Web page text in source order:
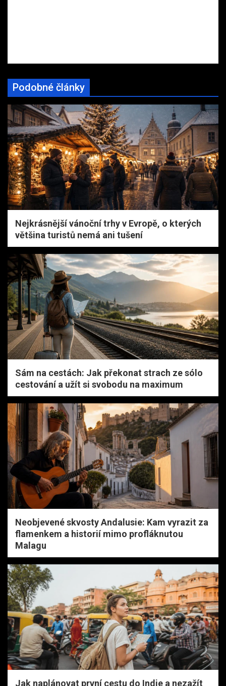
Podobné články
Nejkrásnější vánoční trhy v Evropě, o kterých
většina turistů nemá ani tušení
Sám na cestách: Jak překonat strach ze sólo
cestování a užít si svobodu na maximum
Neobjevené skvosty Andalusie: Kam vyrazit za
flamenkem a historií mimo profláknutou
Malagu
Jak naplánovat první cestu do Indie a nezažít